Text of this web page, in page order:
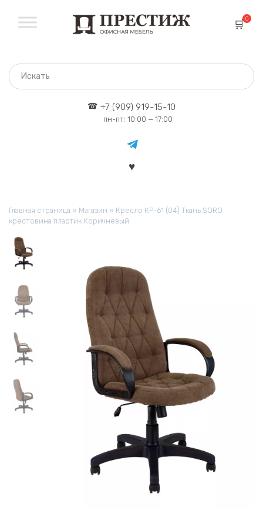
содержанию
0
+7 (909) 919-15-10
пн-пт: 10:00 — 17:00
Главная страница » Магазин » Кресло КР-61 (04) Ткань SORO
крестовина пластик Коричневый